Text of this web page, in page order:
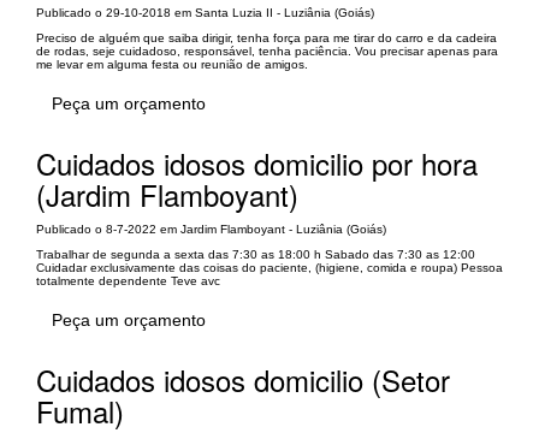
Publicado o 29-10-2018 em Santa Luzia II - Luziânia (Goiás)
Preciso de alguém que saiba dirigir, tenha força para me tirar do carro e da cadeira
de rodas, seje cuidadoso, responsável, tenha paciência. Vou precisar apenas para
me levar em alguma festa ou reunião de amigos.
Peça um orçamento
Cuidados idosos domicilio por hora
(Jardim Flamboyant)
Publicado o 8-7-2022 em Jardim Flamboyant - Luziânia (Goiás)
Trabalhar de segunda a sexta das 7:30 as 18:00 h Sabado das 7:30 as 12:00
Cuidadar exclusivamente das coisas do paciente, (higiene, comida e roupa) Pessoa
totalmente dependente Teve avc
Peça um orçamento
Cuidados idosos domicilio (Setor
Fumal)